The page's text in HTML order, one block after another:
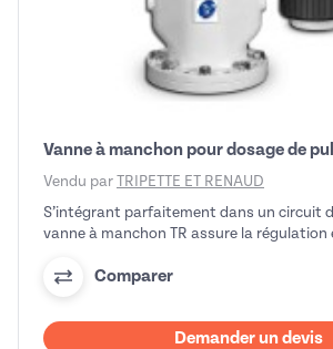
Vanne à manchon pour dosage de
Vendu par TRIPETTE ET RENAUD
S’intégrant parfaitement dans un circuit
vanne à manchon TR assure la régulation
Comparer
Demander un devis